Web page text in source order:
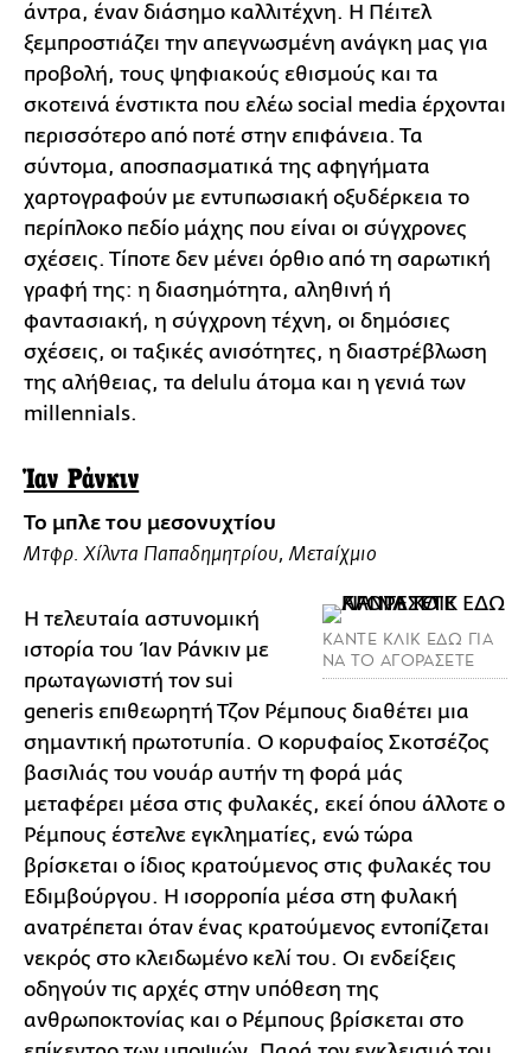
άντρα, έναν διάσημο καλλιτέχνη. Η Πέιτελ
ξεμπροστιάζει την απεγνωσμένη ανάγκη μας για
προβολή, τους ψηφιακούς εθισμούς και τα
σκοτεινά ένστικτα που ελέω social media έρχονται
περισσότερο από ποτέ στην επιφάνεια. Τα
σύντομα, αποσπασματικά της αφηγήματα
χαρτογραφούν με εντυπωσιακή οξυδέρκεια το
περίπλοκο πεδίο μάχης που είναι οι σύγχρονες
σχέσεις. Τίποτε δεν μένει όρθιο από τη σαρωτική
γραφή της: η διασημότητα, αληθινή ή
φαντασιακή, η σύγχρονη τέχνη, οι δημόσιες
σχέσεις, οι ταξικές ανισότητες, η διαστρέβλωση
της αλήθειας, τα delulu άτομα και η γενιά των
millennials.
Ίαν Ράνκιν
Το μπλε του μεσονυχτίου
Μτφρ. Χίλντα Παπαδημητρίου, Μεταίχμιο
ΚΑΝΤΕ ΚΛΙΚ ΕΔΩ ΓΙΑ
ΝΑ ΤΟ ΑΓΟΡΑΣΕΤΕ
Η τελευταία αστυνομική
ιστορία του Ίαν Ράνκιν με
πρωταγωνιστή τον sui
generis επιθεωρητή Τζον Ρέμπους διαθέτει μια
σημαντική πρωτοτυπία. Ο κορυφαίος Σκοτσέζος
βασιλιάς του νουάρ αυτήν τη φορά μάς
μεταφέρει μέσα στις φυλακές, εκεί όπου άλλοτε ο
Ρέμπους έστελνε εγκληματίες, ενώ τώρα
βρίσκεται ο ίδιος κρατούμενος στις φυλακές του
Εδιμβούργου. Η ισορροπία μέσα στη φυλακή
ανατρέπεται όταν ένας κρατούμενος εντοπίζεται
νεκρός στο κλειδωμένο κελί του. Οι ενδείξεις
οδηγούν τις αρχές στην υπόθεση της
ανθρωποκτονίας και ο Ρέμπους βρίσκεται στο